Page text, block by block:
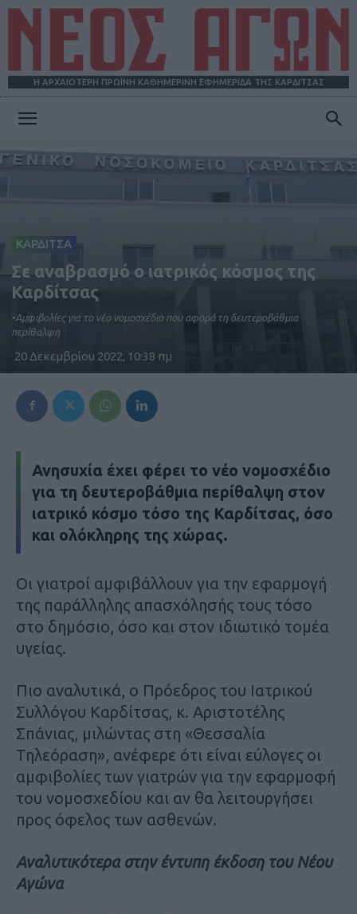
Η ΑΡΧΑΙΟΤΕΡΗ ΠΡΩΪΝΗ ΚΑΘΗΜΕΡΙΝΗ ΕΦΗΜΕΡΙΔΑ ΤΗΣ ΚΑΡΔΙΤΣΑΣ
ΚΑΡΔΙΤΣΑ
Σε αναβρασμό ο ιατρικός κόσμος της
Καρδίτσας
•Αμφιβολίες για το νέο νομοσχέδιο που αφορά τη δευτεροβάθμια
περίθαλψη
20 Δεκεμβρίου 2022, 10:38 πμ
Ανησυχία έχει φέρει το νέο νομοσχέδιο
για τη δευτεροβάθμια περίθαλψη στον
ιατρικό κόσμο τόσο της Καρδίτσας, όσο
και ολόκληρης της χώρας.
Οι γιατροί αμφιβάλλουν για την εφαρμογή
της παράλληλης απασχόλησής τους τόσο
στο δημόσιο, όσο και στον ιδιωτικό τομέα
υγείας.
Πιο αναλυτικά, ο Πρόεδρος του Ιατρικού
Συλλόγου Καρδίτσας, κ. Αριστοτέλης
Σπάνιας, μιλώντας στη «Θεσσαλία
Τηλεόραση», ανέφερε ότι είναι εύλογες οι
αμφιβολίες των γιατρών για την εφαρμοφή
του νομοσχεδίου και αν θα λειτουργήσει
προς όφελος των ασθενών.
Αναλυτικότερα στην έντυπη έκδοση του Νέου
Αγώνα